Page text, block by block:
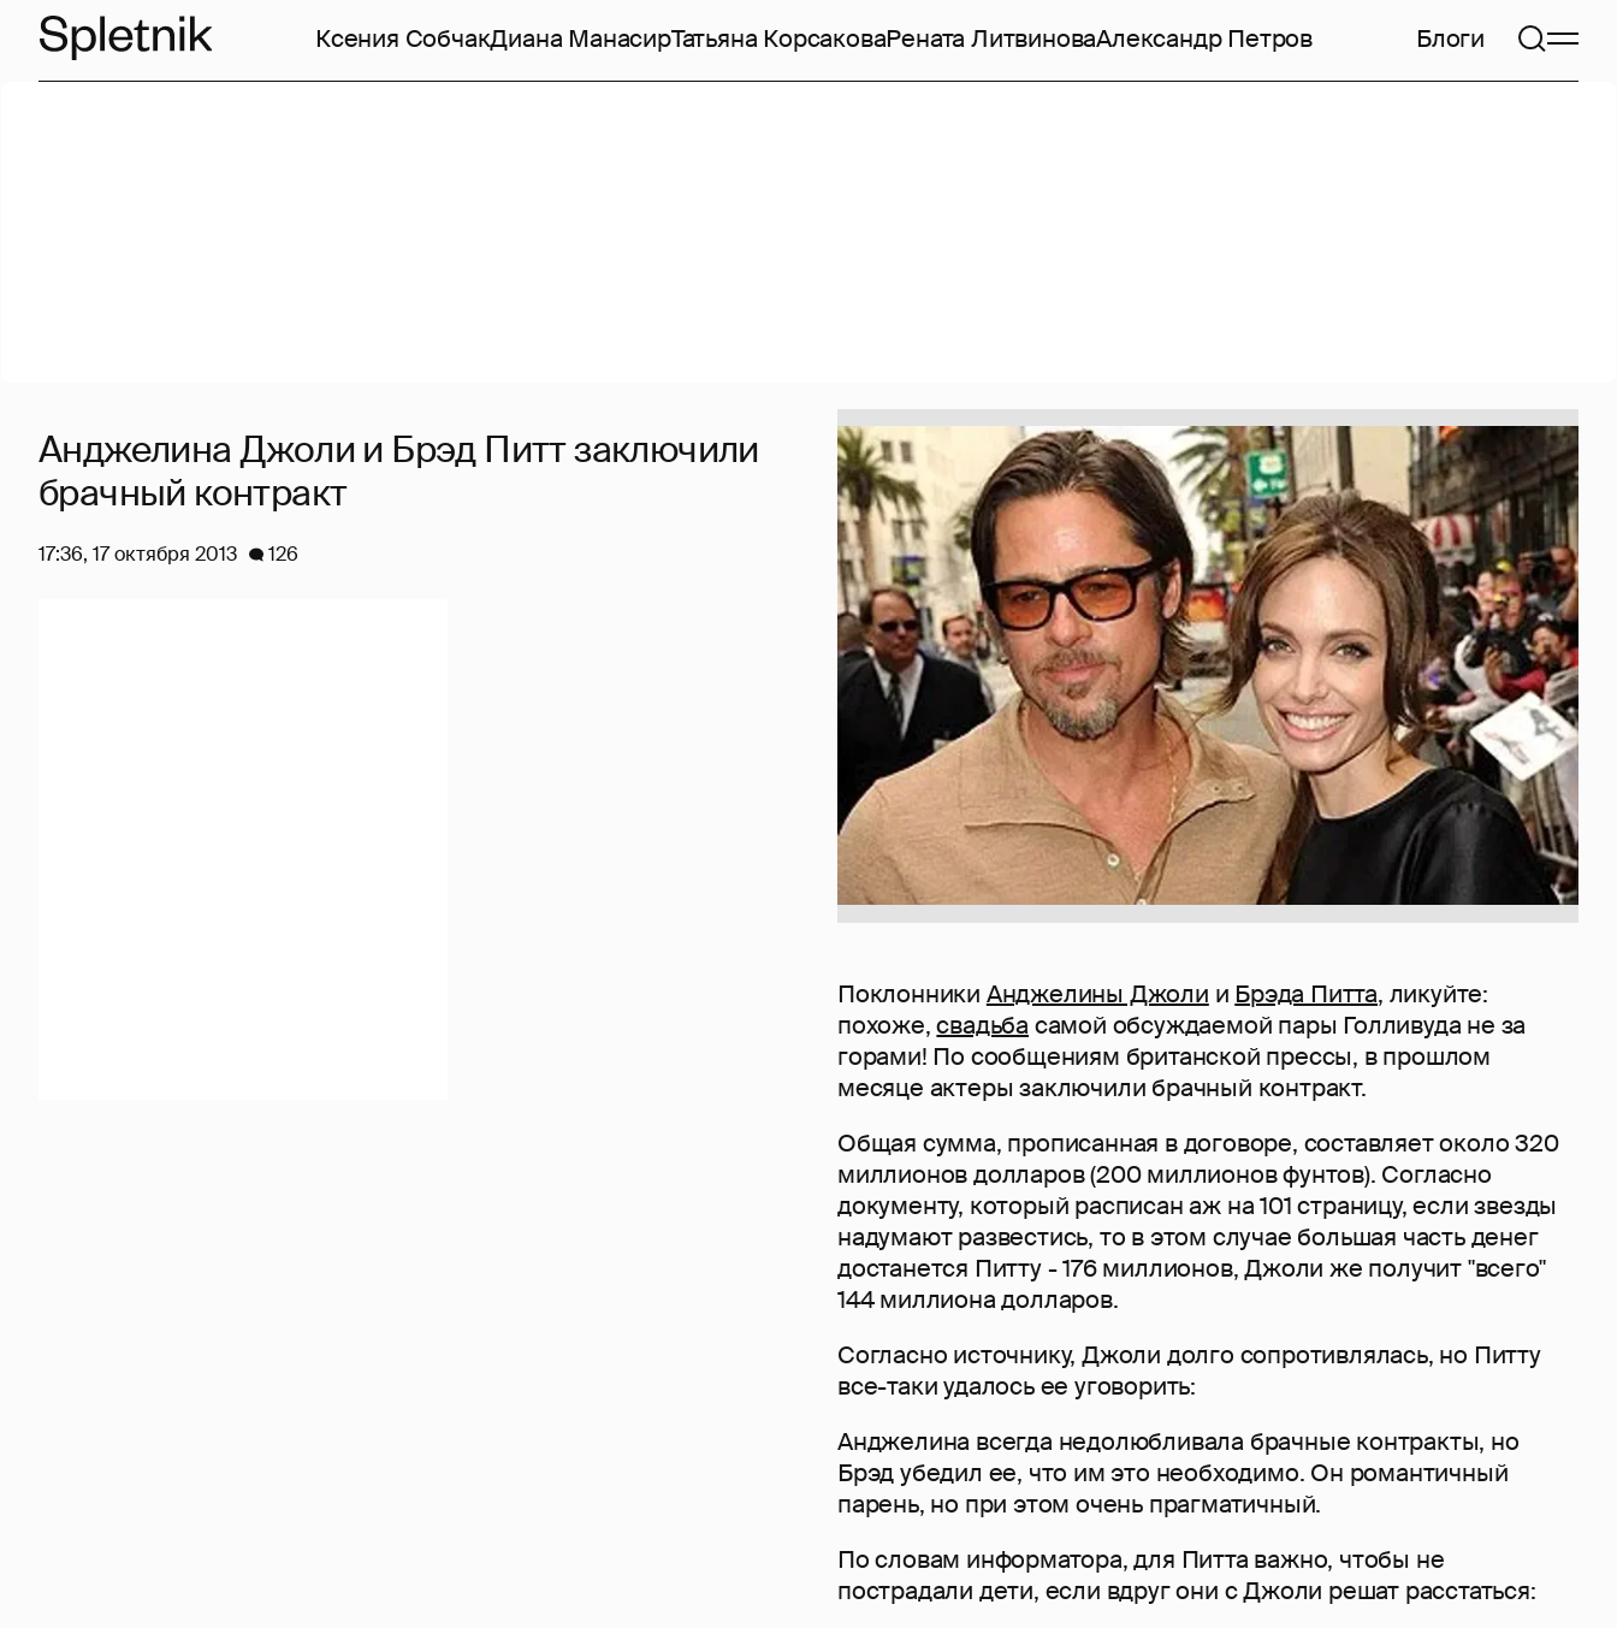
Ксения СобчакДиана МанасирТатьяна КорсаковаРената ЛитвиноваАлександр Петров Блоги
Поклонники Анджелины Джоли и Брэда Питта, ликуйте:
похоже,свадьба самой обсуждаемой пары Голливуда не за
горами! По сообщениям британской прессы, в прошлом
месяце актеры заключили брачный контракт.
Общая сумма, прописанная в договоре, составляет около 320
миллионов долларов (200 миллионов фунтов). Согласно
документу, который расписан аж на 101 страницу, если звезды
надумают развестись, то в этом случае большая часть денег
достанется Питту - 176 миллионов, Джоли же получит "всего"
144 миллиона долларов.
Согласно источнику, Джоли долго сопротивлялась, но Питту
все-таки удалось ее уговорить:
Анджелина всегда недолюбливала брачные контракты, но
Брэд убедил ее, что им это необходимо. Он романтичный
парень, но при этом очень прагматичный.
По словам информатора, для Питта важно, чтобы не
пострадали дети, если вдруг они с Джоли решат расстаться:
Анджелина Джоли и Брэд Питт заключили
брачный контракт
17:36, 17 октября 2013 126